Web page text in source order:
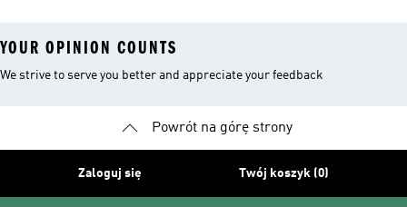
YOUR OPINION COUNTS
We strive to serve you better and appreciate your feedback
Powrót na górę strony
Zaloguj się Twój koszyk (0)